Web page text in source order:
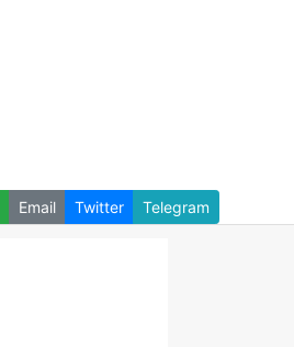
Email Twitter Telegram